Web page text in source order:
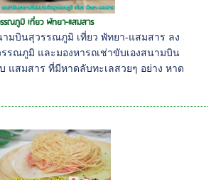
รรณภูมิ เที่ยว พัทยา-แสมสาร
ามบินสุวรรณภูมิ เที่ยว พัทยา-แสมสาร ลง
รณภูมิ และมองหารถเช่าขับเองสนามบิน
แสมสาร ที่มีหาดลับทะเลสวยๆ อย่าง หาด